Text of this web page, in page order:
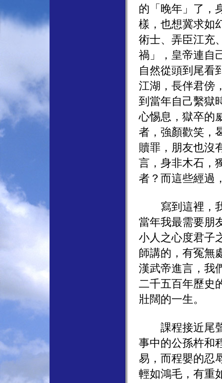
的「晚年」了，
樣，也想冀求如
術士、弄臣江充
禍」，皇帝連自
自然從頭到尾看
江湖，長伴君傍
到當年自己繫獄
心惕息，獄卒的
者，強顏歡笑，
贖罪，朋友也沒
言，身非木石，
者？而這些經過
寫到這裡，我
當年我最需要朋
小人之心度君子
師講的，有冤無
漢武帝進言，我
二千五百年歷史
壯闊的一生。
課程接近尾聲
事中的公孫杵和
易，而程嬰的忍
輕如鴻毛，有重